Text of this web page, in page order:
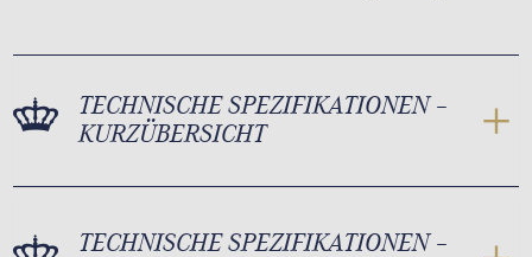
TECHNISCHE SPEZIFIKATIONEN –
KURZÜBERSICHT
TECHNISCHE SPEZIFIKATIONEN –